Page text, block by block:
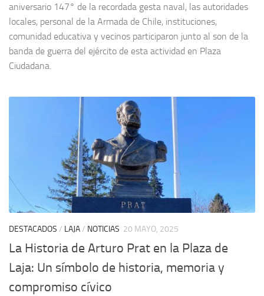
aniversario 147° de la recordada gesta naval, las autoridades
locales, personal de la Armada de Chile, instituciones,
comunidad educativa y vecinos participaron junto al son de la
banda de guerra del ejército de esta actividad en Plaza
Ciudadana.
DESTACADOS / LAJA/ NOTICIAS 20 MAYO, 2025
La Historia de Arturo Prat en la Plaza de
Laja: Un símbolo de historia, memoria y
compromiso cívico